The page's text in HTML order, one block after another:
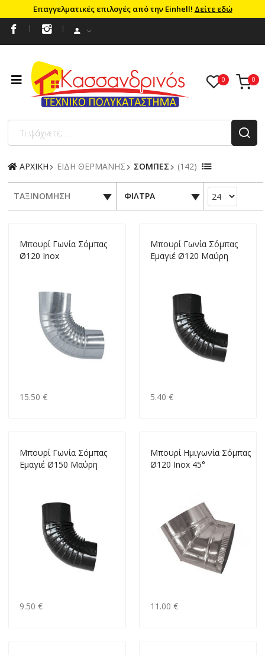
Επαγγελματικές επιλογές από την Einhell! Δείτε εδώ
ΑΡΧΙΚΗ ΕΙΔΗ ΘΕΡΜΑΝΗΣ ΣΟΜΠΕΣ (142)
ΤΑΞΙΝΟΜΗΣΗ ΦΙΛΤΡΑ
Mπουρί Γωνία Σόμπας
Ø120 Inox
15.50 €
Mπουρί Γωνία Σόμπας
Εμαγιέ Ø120 Μαύρη
5.40 €
Mπουρί Γωνία Σόμπας
Εμαγιέ Ø150 Μαύρη
9.50 €
Mπουρί Ημιγωνία Σόμπας
Ø120 Inox 45°
11.00 €